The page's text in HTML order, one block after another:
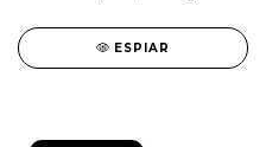
ESPIAR